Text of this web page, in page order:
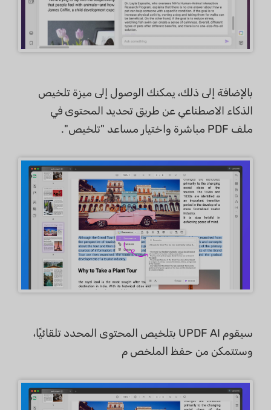
بالإضافة إلى ذلك، يمكنك الوصول إلى ميزة تلخيص
الذكاء الاصطناعي عن طريق تحديد المحتوى في
ملف PDF مباشرة واختيار مساعد "تلخيص".
سيقوم UPDF AI بتلخيص المحتوى المحدد تلقائيًا،
وستتمكن من حفظ الملخص م